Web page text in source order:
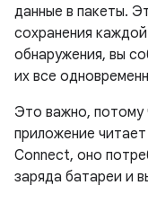
данные в пакеты.
сохранения
обнаружения, вы
их все
Это важно, потому
приложение
Connect, оно
заряда батареи и